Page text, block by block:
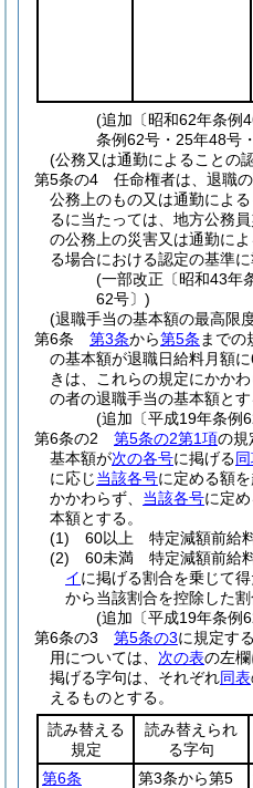
(追加〔昭和62年条例
条例62号・25年48号
(公務又は通勤によることの
第5条の4
任命権者は、退職
公務上のもの又は通勤によ
るに当たっては、地方公務
の公務上の災害又は通勤に
る場合における認定の基準
(一部改正〔昭和43年
62号〕)
(退職手当の基本額の最高限
第6条
第3条から第5条 までの
の基本額が退職日給料月額
きは、これらの規定にかか
の者の退職手当の基本額とす
(追加〔平成19年条例
第6条の2
第5条の2第1項の規
基本額が次の各号に掲げる
に応じ当該各号に定める額を
かかわらず、 当該各号に定
本額とする。
(1)
60以上 特定減額前給
(2)
60未満 特定減額前給
イに掲げる割合を乗じて
から当該割合を控除した
(追加〔平成19年条例
第6条の3
第5条の3に規定す
用については、 次の表の左
掲げる字句は、それぞれ同表
えるものとする。
読み替える
規定
読み替えられ
る字句
第6条
第3条から第5